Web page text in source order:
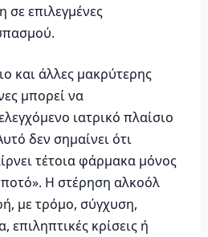
επιλεγμένες
και άλλες μακρύτερης
μπορεί να
ιατρικό πλαίσιο
δεν σημαίνει ότι
τέτοια φάρμακα μόνος
Η στέρηση αλκοόλ
με τρόμο, σύγχυση,
επιληπτικές κρίσεις ή